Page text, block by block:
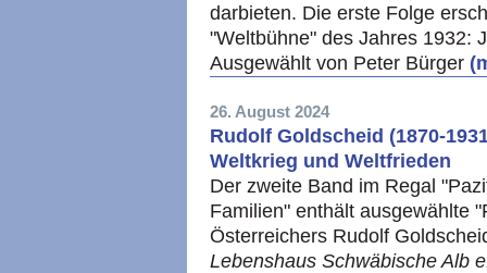
darbieten. Die erste Folge
"Weltbühne" des Jahres 1932:
Ausgewählt von Peter Bürger
26. August 2024
Rudolf Goldscheid (1870-
Weltkrieg und Weltfrieden
Der zweite Band im Regal
Familien" enthält ausgewählte
Österreichers Rudolf
Lebenshaus Schwäbische Alb